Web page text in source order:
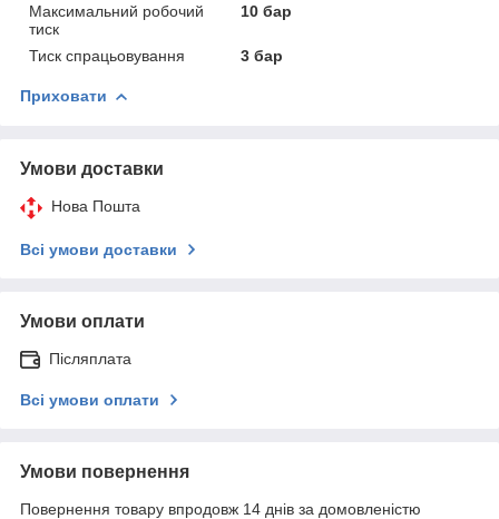
Максимальний робочий
тиск
10 бар
Тиск спрацьовування 3 бар
Приховати
Умови доставки
Нова Пошта
Всі умови доставки
Умови оплати
Післяплата
Всі умови оплати
Умови повернення
Повернення товару впродовж 14 днів за домовленістю